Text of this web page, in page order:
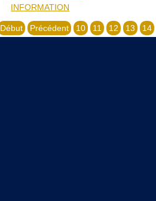
INFORMATION
Début Précédent 10 11 12 13 14